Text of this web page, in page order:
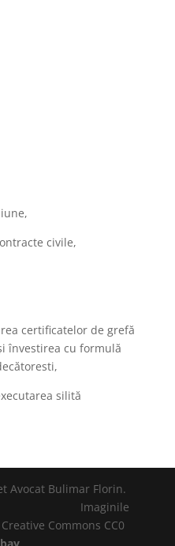
civile,
certificatelor de grefă
învestirea cu formulă
silită
Avocat Bulimar Florin.
Imaginile
Commons CC0